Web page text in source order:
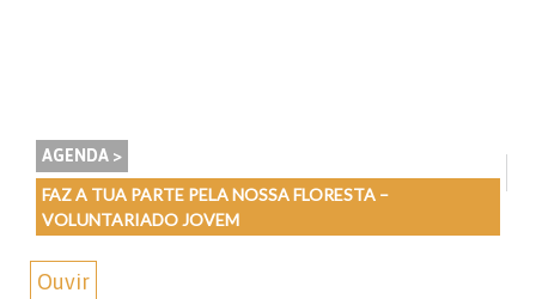
AGENDA >
FAZ A TUA PARTE PELA NOSSA FLORESTA –
VOLUNTARIADO JOVEM
Ouvir